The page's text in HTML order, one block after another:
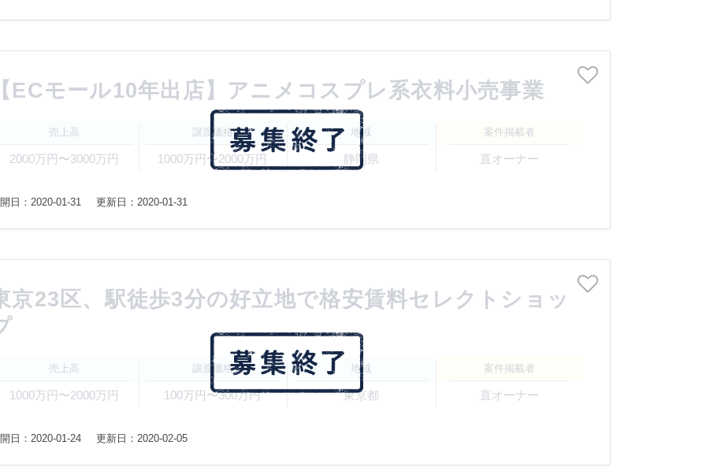
ECモール10年出店】アニメコスプレ系衣料小売事業
売上高
2000万円〜3000万円
譲渡価格
1000万円〜2000万円
地域
静岡県
案件掲載者
直オーナー
日：2020-01-31 更新日：2020-01-31
京23区、駅徒歩3分の好立地で格安賃料セレクトショッ
売上高
1000万円〜2000万円
譲渡価格
100万円〜300万円
地域
東京都
案件掲載者
直オーナー
日：2020-01-24 更新日：2020-02-05